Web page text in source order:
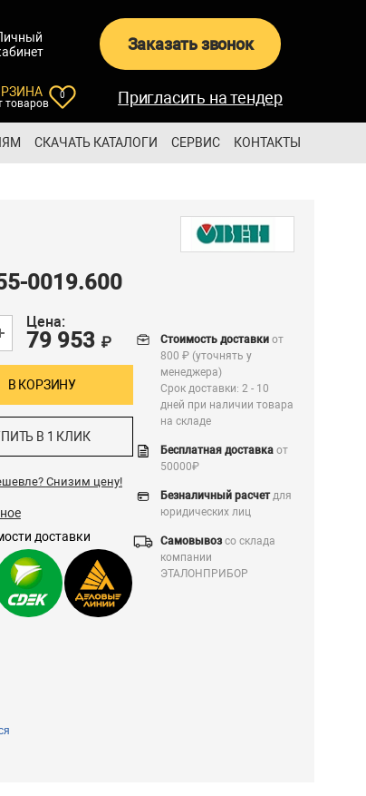
Заказать звонок
товаров
0 Пригласить на тендер
СКАЧАТЬ КАТАЛОГИ СЕРВИС КОНТАКТЫ
0019.600
Цена:
79 953 ₽
В КОРЗИНУ
В 1 КЛИК
Снизим цену!
доставки
Стоимость доставкиот
800 ₽ (уточнять у
менеджера)
Срок доставки: 2 - 10
дней при наличии товара
на складе
Бесплатная доставкаот
50000₽
Безналичный расчетдля
юридических лиц
Самовывозсо склада
компании
ЭТАЛОНПРИБОР